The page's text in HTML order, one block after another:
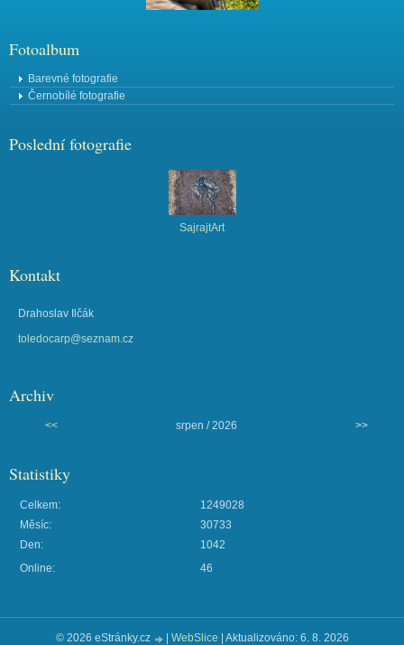
Fotoalbum
Barevné fotografie
Černobílé fotografie
Poslední fotografie
SajrajtArt
Kontakt
Drahoslav Ilčák
toledocarp@seznam.cz
Archiv
<< srpen / 2026 >>
Statistiky
Online: 46
Celkem:
1249028
Měsíc:
30733
Den:
1042
© 2026 eStránky.cz WebSlice Aktualizováno: 6. 8. 2026